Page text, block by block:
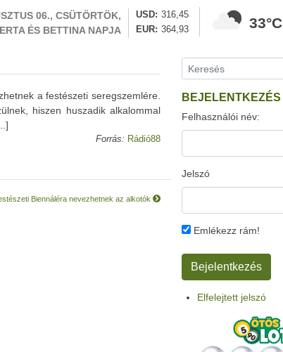
06., CSÜTÖRTÖK,
ÉS BETTINA NAPJA
USD
316,45
EUR
364,93 33°C
a festészeti seregszemlére.
hiszen huszadik alkalommal
Forrás: Rádió88
Biennáléra nevezhetnek az alkotók
BEJELENTKEZÉS
Felhasználói név:
Jelszó
Emlékezz rám!
Elfelejtett jelszó